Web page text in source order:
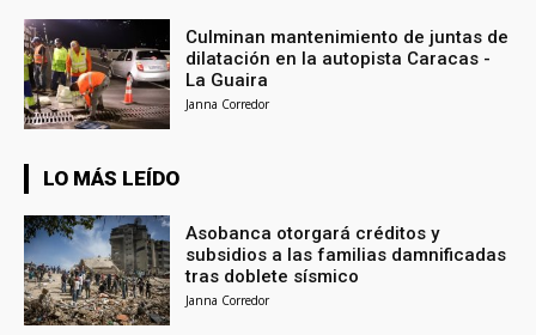
Culminan mantenimiento de juntas de
dilatación en la autopista Caracas -
La Guaira
Janna Corredor
LO MÁS LEÍDO
Asobanca otorgará créditos y
subsidios a las familias damnificadas
tras doblete sísmico
Janna Corredor